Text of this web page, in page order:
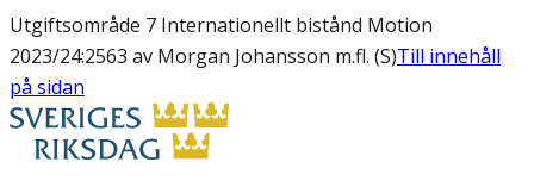
Utgiftsområde 7 Internationellt bistånd Motion
2023/24:2563 av Morgan Johansson m.fl. (S)Till innehåll
på sidan